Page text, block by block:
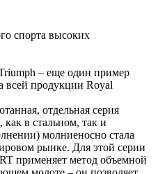
спорта высоких
– еще один пример
всей продукции Royal
отдельная серия
как в стальном, так и
молниеносно стала
рынке. Для этой серии
применяет метод объемной